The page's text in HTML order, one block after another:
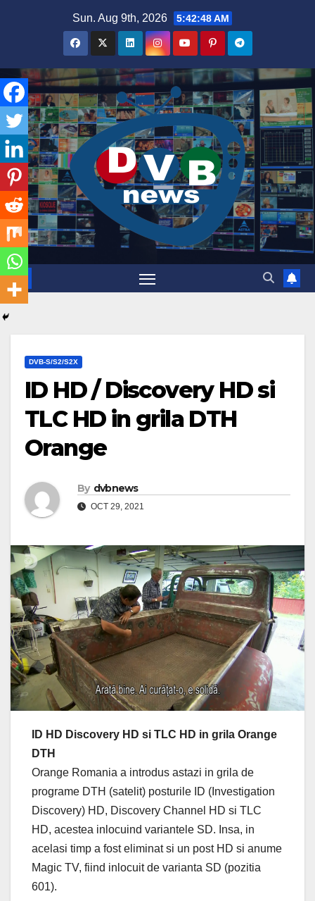
Sun. Aug 9th, 2026 5:42:48 AM
DVB-S/S2/S2X
ID HD / Discovery HD si
TLC HD in grila DTH
Orange
By dvbnews
OCT 29, 2021
ID HD Discovery HD si TLC HD in grila Orange
DTH
Orange Romania a introdus astazi in grila de
programe DTH (satelit) posturile ID (Investigation
Discovery) HD, Discovery Channel HD si TLC
HD, acestea inlocuind variantele SD. Insa, in
acelasi timp a fost eliminat si un post HD si anume
Magic TV, fiind inlocuit de varianta SD (pozitia
601).